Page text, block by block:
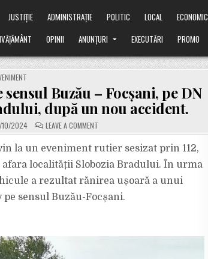
JUSTIȚIE ADMINISTRAȚIE POLITIC LOCAL ECONOMIC
OPINII ANUNȚURI EXECUTĂRI PROMO
Buzău – Focșani, pe DN
după un nou accident.
2024 LEAVE A COMMENT
ALERTĂ:
ALTERNATIV
PE
SENSUL
BUZĂU
–
FOCȘANI,
DN
la un eveniment rutier sesizat prin 112,
afara localității Slobozia Bradului. În urma
a rezultat rănirea ușoară a unui
sensul Buzău-Focșani.